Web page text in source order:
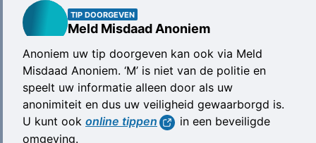
‘Ik
meld
mezelf’
uzelf
ook
als
TIP DOORGEVEN
Meld Misdaad Anoniem
Anoniem uw tip doorgeven kan ook via Meld
Misdaad Anoniem. ‘M’ is niet van de politie en
speelt uw informatie alleen door als uw
anonimiteit en dus uw veiligheid gewaarborgd is.
U kunt ook online tippen
in een beveiligde
omgeving.